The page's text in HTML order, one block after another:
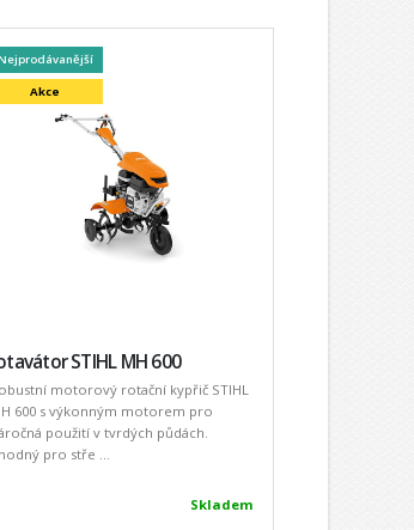
Akce
STIHL MH 600
motorový rotační kypřič STIHL
600 s výkonným motorem pro
použití v tvrdých půdách.
pro stře ...
Skladem